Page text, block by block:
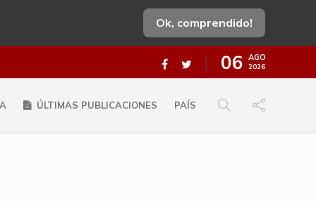
Ok, comprendido!
06 AGO
2026
ÚLTIMAS PUBLICACIONES PAÍS